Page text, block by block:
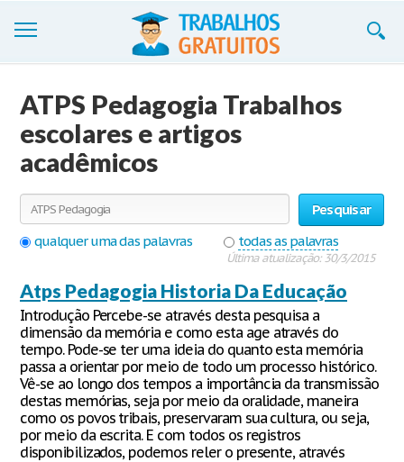
Cadastre-se
Entre
Blog
Contate-nos
ATPS Pedagogia Trabalhos
escolares e artigos
acadêmicos
Pesquisar
qualquer uma das palavras
todas as palavras
Última atualização: 30/3/2015
Atps Pedagogia Historia Da Educação
Introdução Percebe-se através desta pesquisa a
dimensão da memória e como esta age através do
tempo. Pode-se ter uma ideia do quanto esta memória
passa a orientar por meio de todo um processo histórico.
Vê-se ao longo dos tempos a importância da transmissão
destas memórias, seja por meio da oralidade, maneira
como os povos tribais, preservaram sua cultura, ou seja,
por meio da escrita. E com todos os registros
disponibilizados, podemos reler o presente, através